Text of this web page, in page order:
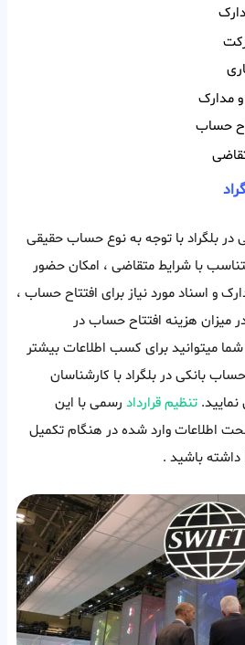
مدارک
حساب
در بلگراد با توجه به نوع حساب حقیقی
با شرایط متقاضی ، امکان حضور
و اسناد مورد نیاز برای افتتاح حساب ،
میزان هزینه افتتاح حساب در
شما میتوانید برای کسب اطلاعات بیشتر
بانکی در بلگراد با کارشناسان
تنظیم قرارداد رسمی با این
اطلاعات وارد شده در هنگام تکمیل
باشید .